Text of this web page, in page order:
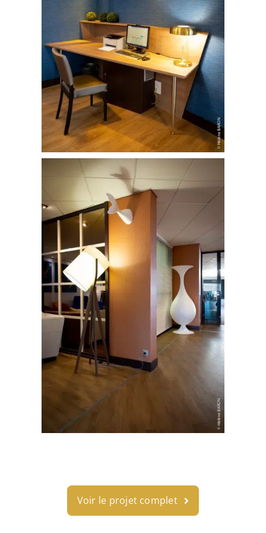
Voir le projet complet